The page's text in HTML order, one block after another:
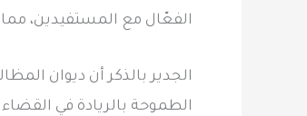
الفعّال مع المستفيدين،
الجدير بالذكر أن ديوان
الطموحة بالريادة في القضاء